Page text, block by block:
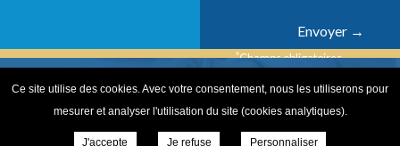
*Champs obligatoires
© Copyright Collège Privé Notre Dame Pont-Saint-Esprit |
Ce site utilise des cookies. Avec votre consentement, nous les utiliserons pour
mesurer et analyser l'utilisation du site (cookies analytiques).
J'accepte Je refuse Personnaliser